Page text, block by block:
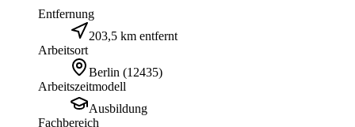
Entfernung
203,5 km entfernt
Arbeitsort
Berlin (12435)
Arbeitszeitmodell
Ausbildung
Fachbereich